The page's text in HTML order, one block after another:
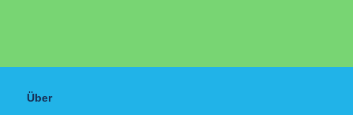
Über